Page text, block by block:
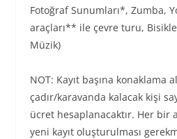
Fotoğraf Sunumları*, Zumba,
araçları** ile çevre turu,
Müzik)
NOT: Kayıt başına konaklama
çadır/karavanda kalacak kişi
ücret hesaplanacaktır. Her bir
yeni kayıt oluşturulması